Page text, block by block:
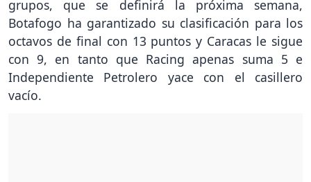
grupos, que se definirá la próxima semana,
Botafogo ha garantizado su clasificación para los
octavos de final con 13 puntos y Caracas le sigue
con 9, en tanto que Racing apenas suma 5 e
Independiente Petrolero yace con el casillero
vacío.